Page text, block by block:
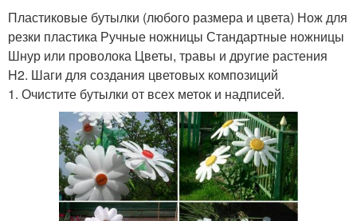
Пластиковые бутылки (любого размера и цвета) Нож для
резки пластика Ручные ножницы Стандартные ножницы
Шнур или проволока Цветы, травы и другие растения
H2. Шаги для создания цветовых композиций
1. Очистите бутылки от всех меток и надписей.